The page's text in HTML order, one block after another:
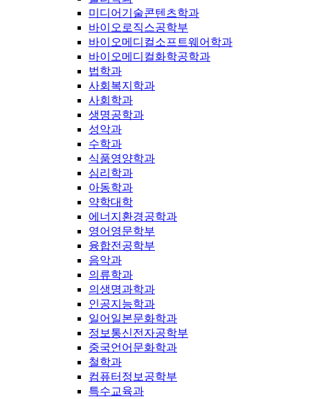
미디어기술콘텐츠학과
바이오로직스공학부
바이오메디컬소프트웨어학과
바이오메디컬화학공학과
법학과
사회복지학과
사회학과
생명공학과
성악과
수학과
식품영양학과
심리학과
아동학과
약학대학
에너지환경공학과
영어영문학부
융합전공학부
음악과
의류학과
의생명과학과
인공지능학과
일어일본문화학과
정보통신전자공학부
중국언어문화학과
철학과
컴퓨터정보공학부
특수교육과